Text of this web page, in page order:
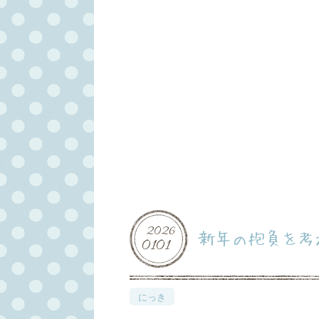
2026
0101 新年の抱負を考
にっき